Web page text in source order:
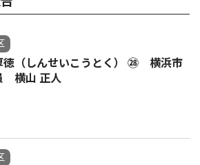
徳（しんせいこうとく） ㉘ 横浜市
横山 正人